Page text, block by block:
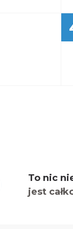
To nic
jest